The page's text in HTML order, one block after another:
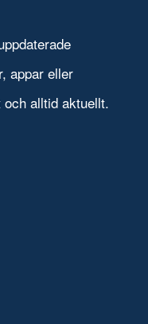
appar eller
alltid aktuellt.